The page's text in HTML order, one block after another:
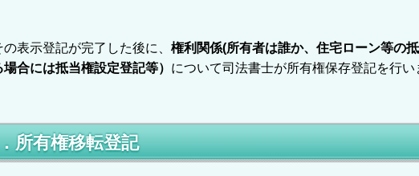
の表示登記が完了した後に、 権利関係(所有者は誰か、住宅ローン等の
場合には抵当権設定登記等） について司法書士が所有権保存登記を行い
所有権移転登記